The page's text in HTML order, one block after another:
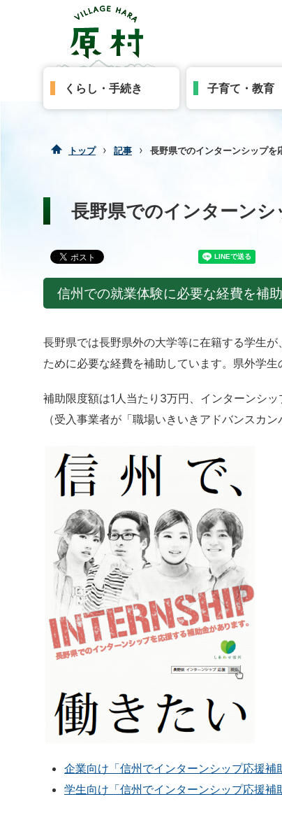
くらし・手続き 子育て・教育
トップ › 記事 › 長野県でのインターンシップを
長野県でのインターン
信州での就業体験に必要な経費を補
長野県では長野県外の大学等に在籍する学生
ために必要な経費を補助しています。県外学
補助限度額は1人当たり3万円、インターンシッ
（受入事業者が「職場いきいきアドバンスカ
企業向け「信州でインターンシップ応援
学生向け「信州でインターンシップ応援